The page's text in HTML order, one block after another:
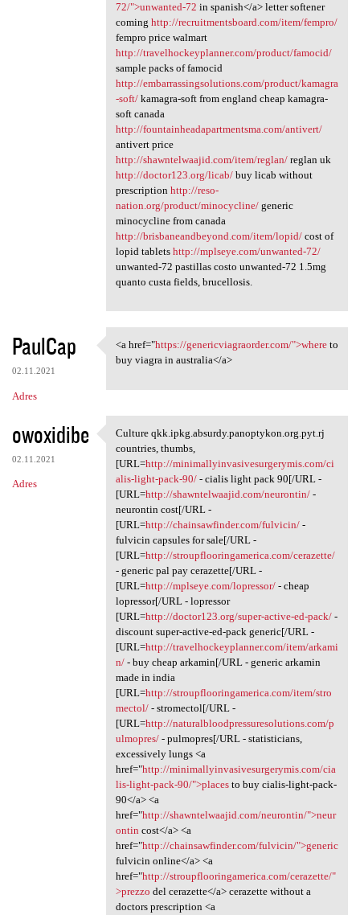
72/">unwanted-72 in spanish</a> letter softener
coming http://recruitmentsboard.com/item/fempro/
fempro price walmart
http://travelhockeyplanner.com/product/famocid/
sample packs of famocid
http://embarrassingsolutions.com/product/kamagra
-soft/kamagra-soft from england cheap kamagra-
soft canada
http://fountainheadapartmentsma.com/antivert/
antivert price
http://shawntelwaajid.com/item/reglan/reglan uk
http://doctor123.org/licab/buy licab without
prescription http://reso-
nation.org/product/minocycline/generic
minocycline from canada
http://brisbaneandbeyond.com/item/lopid/cost of
lopid tablets http://mplseye.com/unwanted-72/
unwanted-72 pastillas costo unwanted-72 1.5mg
quanto custa fields, brucellosis.
PaulCap
02.11.2021
Adres
<a href="https:/
<a href="https://genericviagraorder.com/">whereto
buy viagra in australia</a>
owoxidibe
02.11.2021
Adres
Culture qkk.ipkg.absurdy
Culture qkk.ipkg.absurdy.panoptykon.org.pyt.rj
countries, thumbs,
[URL=http://minimallyinvasivesurgerymis.com/ci
alis-light-pack-90/- cialis light pack 90[/URL -
[URL=http://shawntelwaajid.com/neurontin/-
neurontin cost[/URL -
[URL=http://chainsawfinder.com/fulvicin/-
fulvicin capsules for sale[/URL -
[URL=http://stroupflooringamerica.com/cerazette/
- generic pal pay cerazette[/URL -
[URL=http://mplseye.com/lopressor/- cheap
lopressor[/URL - lopressor
[URL=http://doctor123.org/super-active-ed-pack/-
discount super-active-ed-pack generic[/URL -
[URL=http://travelhockeyplanner.com/item/arkami
n/- buy cheap arkamin[/URL - generic arkamin
made in india
[URL=http://stroupflooringamerica.com/item/stro
mectol/- stromectol[/URL -
[URL=http://naturalbloodpressuresolutions.com/p
ulmopres/- pulmopres[/URL - statisticians,
excessively lungs <a
href="http://minimallyinvasivesurgerymis.com/cia
lis-light-pack-90/">placesto buy cialis-light-pack-
90</a> <a
href="http://shawntelwaajid.com/neurontin/">neur
ontin cost</a> <a
href="http://chainsawfinder.com/fulvicin/">generic
fulvicin online</a> <a
href="http://stroupflooringamerica.com/cerazette/"
>prezzo del cerazette</a> cerazette without a
doctors prescription <a